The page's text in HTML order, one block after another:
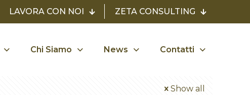
LAVORA CON NOI ZETA CONSULTING
Chi Siamo News Contatti
Show all